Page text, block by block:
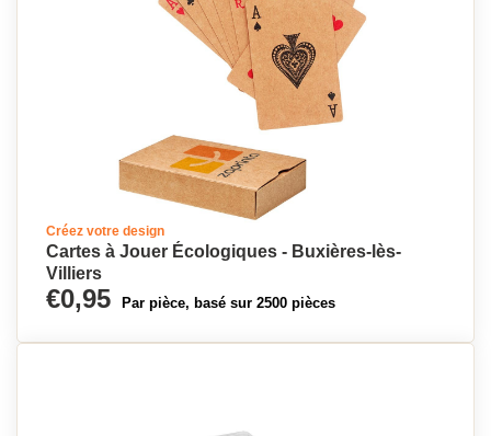
Créez votre design
Cartes à Jouer Écologiques - Buxières-lès-
Villiers
€0,95 Par pièce, basé sur 2500 pièces